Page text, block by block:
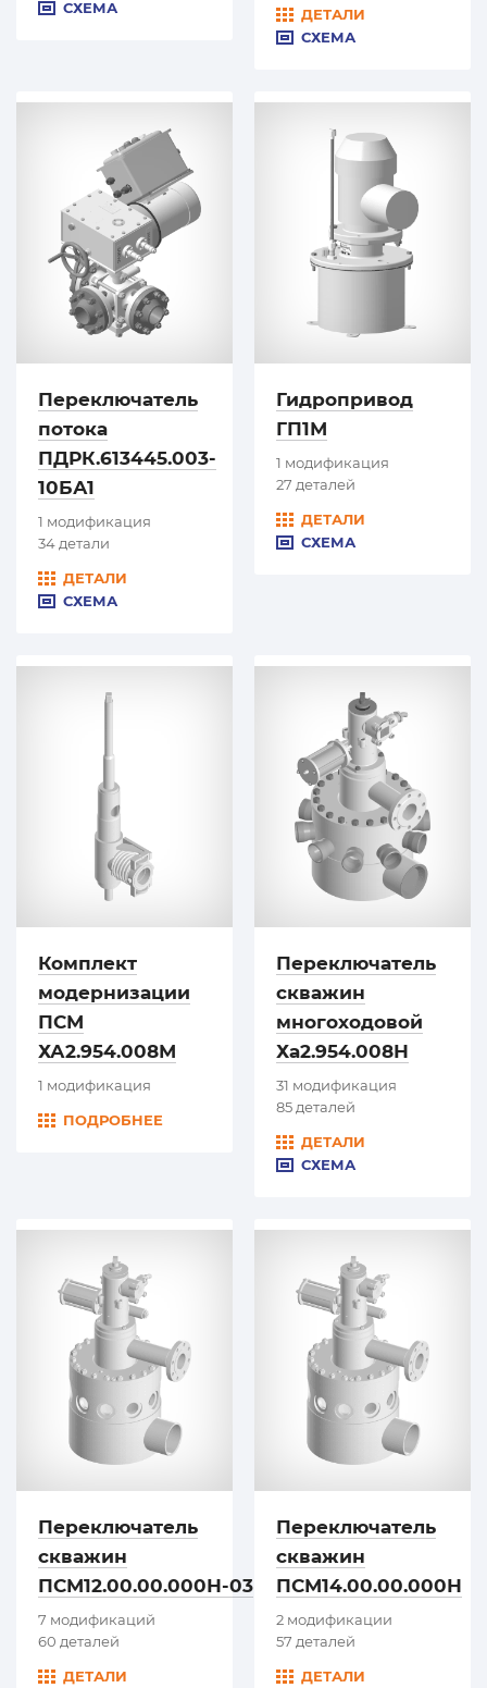
СХЕМА
ДЕТАЛИ
СХЕМА
Переключатель
потока
ПДРК.613445.003-
10БА1
1 модификация
34 детали
ДЕТАЛИ
СХЕМА
Гидропривод
ГП1М
1 модификация
27 деталей
ДЕТАЛИ
СХЕМА
Комплект
модернизации
ПСМ
ХА2.954.008М
1 модификация
ПОДРОБНЕЕ
Переключатель
скважин
многоходовой
Ха2.954.008Н
31 модификация
85 деталей
ДЕТАЛИ
СХЕМА
Переключатель
скважин
ПСМ12.00.00.000Н-03
7 модификаций
60 деталей
ДЕТАЛИ
Переключатель
скважин
ПСМ14.00.00.000Н
2 модификации
57 деталей
ДЕТАЛИ